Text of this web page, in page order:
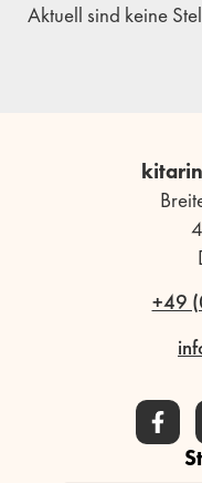
Aktuell sind keine
+49